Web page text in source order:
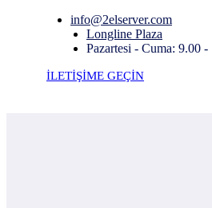
info@2elserver.com
Longline Plaza
Pazartesi - Cuma: 9.00 -
İLETİŞİME GEÇİN